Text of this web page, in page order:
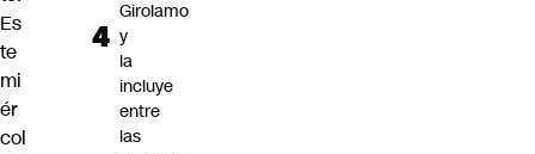
Es
te
mi
ér
col
Girolamo
y
la
incluye
entre
las